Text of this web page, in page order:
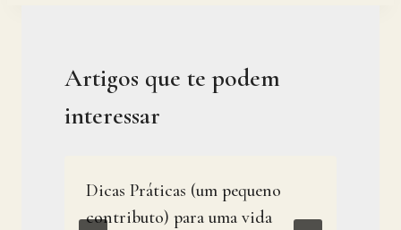
Artigos que te podem
interessar
Dicas Práticas (um pequeno
contributo) para uma vida